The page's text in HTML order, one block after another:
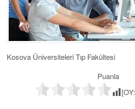
Kosova Üniversiteleri Tıp Fakültesi
Puanla
[OY: